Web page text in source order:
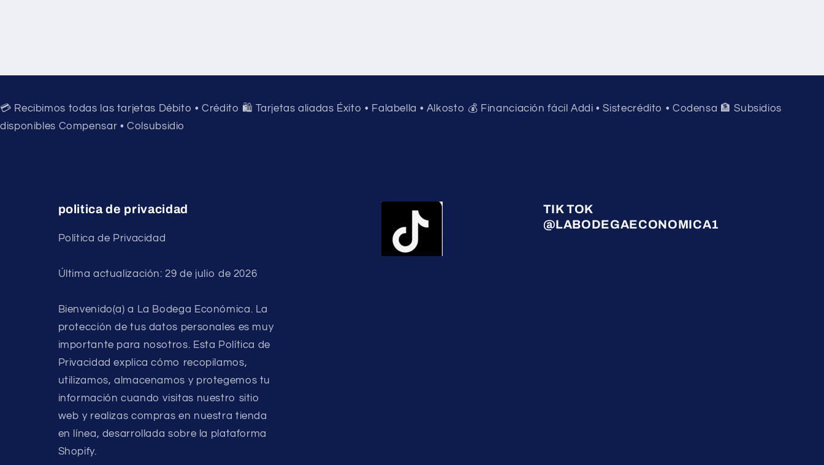
💳 Recibimos todas las tarjetas Débito • Crédito 🛍️ Tarjetas aliadas Éxito • Falabella • Alkosto 💰 Financiación fácil Addi • Sistecrédito • Codensa 🏦 Subsidios
disponibles Compensar • Colsubsidio
politica de privacidad
Política de Privacidad
Última actualización: 29 de julio de 2026
Bienvenido(a) a La Bodega Económica. La
protección de tus datos personales es muy
importante para nosotros. Esta Política de
Privacidad explica cómo recopilamos,
utilizamos, almacenamos y protegemos tu
información cuando visitas nuestro sitio
web y realizas compras en nuestra tienda
en línea, desarrollada sobre la plataforma
Shopify.
TIK TOK
@LABODEGAECONOMICA1